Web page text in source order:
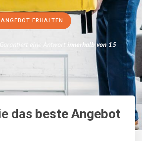
ERHALTEN
eine Antwort innerhalb von 15
dasbeste Angebot